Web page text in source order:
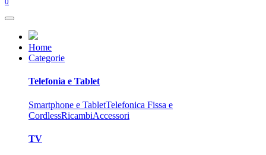
Home
Categorie
Telefonia e Tablet
Smartphone e TabletTelefonica Fissa e
CordlessRicambiAccessori
TV